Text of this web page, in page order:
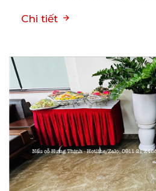
Chi tiết